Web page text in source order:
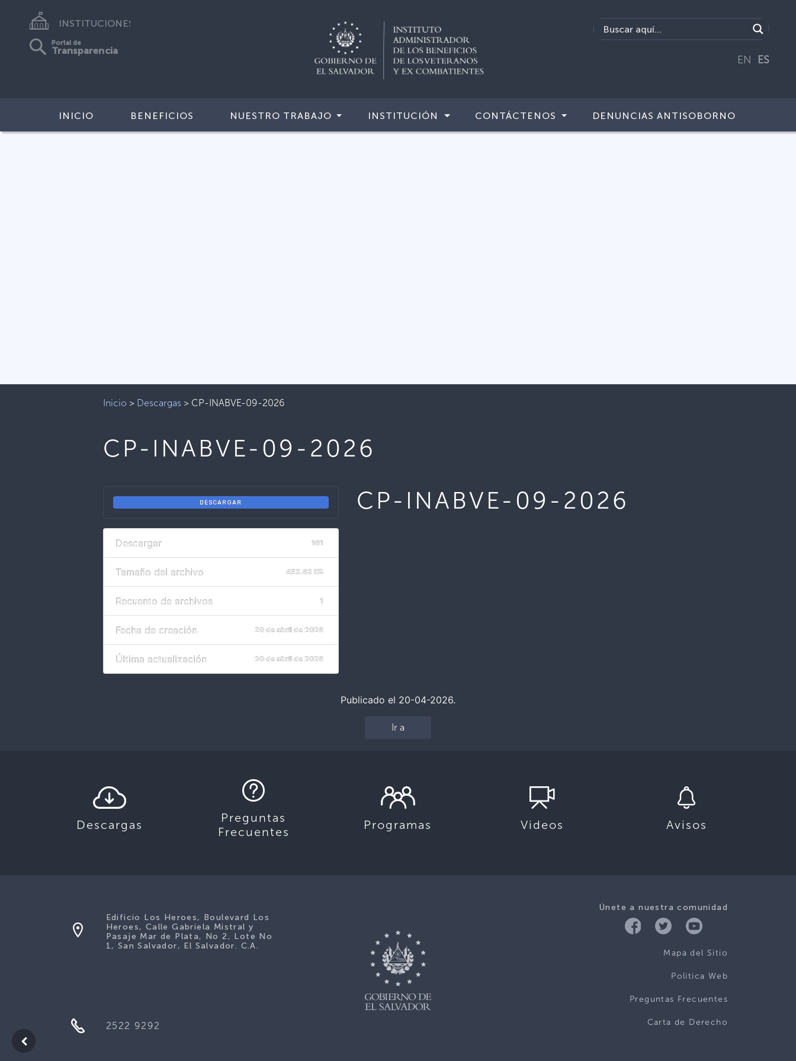
INSTITUCIONES
Portal de
Transparencia
EN ES
INICIO BENEFICIOS NUESTRO TRABAJO INSTITUCIÓN CONTÁCTENOS DENUNCIAS ANTISOBORNO
Inicio > Descargas > CP-INABVE-09-2026
CP-INABVE-09-2026
DESCARGAR
Descargar 161
Tamaño del archivo 453.63 KB
Recuento de archivos 1
Fecha de creación 20 de abril de 2026
Última actualización 20 de abril de 2026
CP-INABVE-09-2026
Publicado el 20-04-2026.
Ir a
Descargas
Preguntas
Frecuentes
Programas Videos Avisos
Únete a nuestra comunidad
Mapa del Sitio
Politica Web
Preguntas Frecuentes
Carta de Derecho
Edificio Los Heroes, Boulevard Los
Heroes, Calle Gabriela Mistral y
Pasaje Mar de Plata, No 2, Lote No
1, San Salvador, El Salvador. C.A.
2522 9292